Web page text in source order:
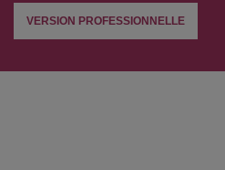
VERSION PROFESSIONNELLE